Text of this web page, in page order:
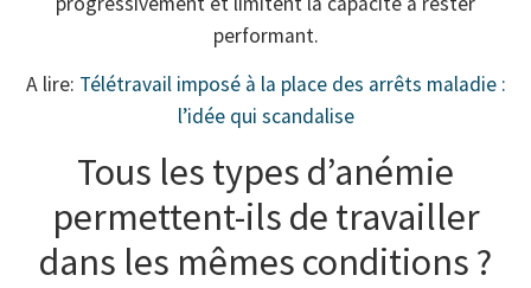
performant.
A lire: Télétravail imposé à la place des arrêts maladie :
l’idée qui scandalise
Tous les types d’anémie
permettent-ils de travailler
dans les mêmes conditions ?